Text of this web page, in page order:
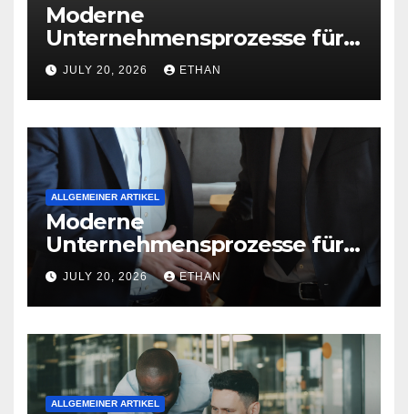
Moderne
Unternehmensprozesse für
nachhaltige
Betriebsentwicklung
JULY 20, 2026 ETHAN
ALLGEMEINER ARTIKEL
Moderne
Unternehmensprozesse für
nachhaltige
Strukturentwicklung
JULY 20, 2026 ETHAN
ALLGEMEINER ARTIKEL